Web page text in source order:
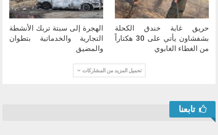
حريق غابة خندق الكحلة
بشفشاون يأتي على 30 هكتاراً
من الغطاء الغابوي
الهجرة إلى سبتة تربك الأنشطة
التجارية والخدماتية بتطوان
والمضيق
تحميل المزيد من المشاركات
تابعنا